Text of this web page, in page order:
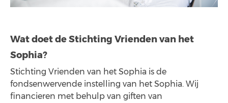
Wat doet de Stichting Vrienden van het
Sophia?
Stichting Vrienden van het Sophia is de
fondsenwervende instelling van het Sophia. Wij
financieren met behulp van giften van